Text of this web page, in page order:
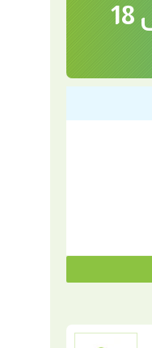
بالون بابلز مخطط وردي وابيض 18